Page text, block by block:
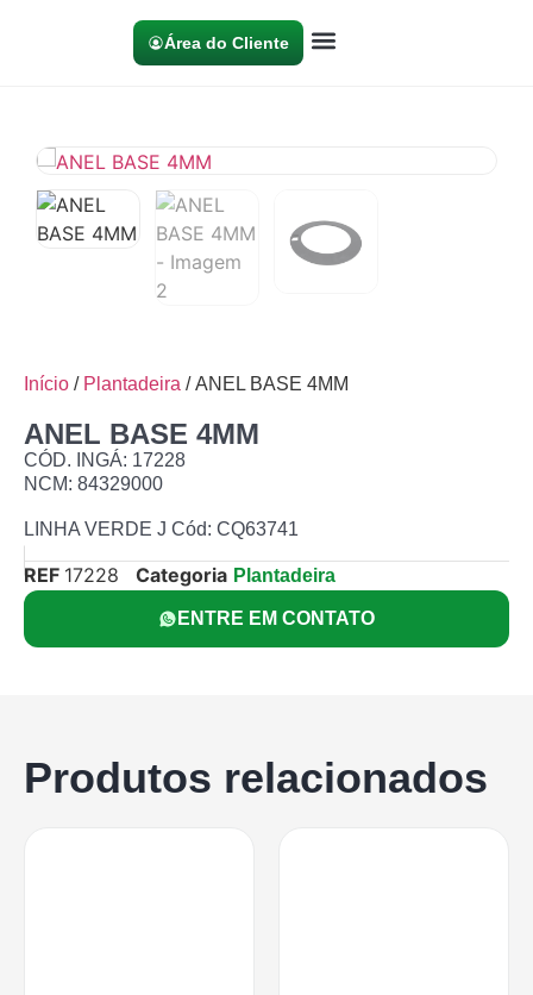
Área do Cliente
Início / Plantadeira / ANEL BASE 4MM
ANEL BASE 4MM
CÓD. INGÁ: 17228
NCM: 84329000
LINHA VERDE J Cód: CQ63741
REF 17228 Categoria Plantadeira
ENTRE EM CONTATO
Produtos relacionados